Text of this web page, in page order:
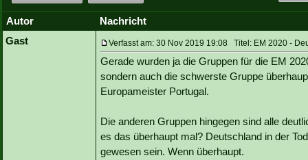
Autor
Nachricht
Gast
Verfasst am: 30 Nov 2019 19:08 Titel: EM 2020 -
Gerade wurden ja die Gruppen für die EM
sondern auch die schwerste Gruppe
Europameister Portugal.
Die anderen Gruppen hingegen sind alle
es das überhaupt mal? Deutschland in der
gewesen sein. Wenn überhaupt.